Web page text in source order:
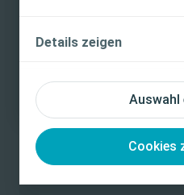
Auswahl
Cookies
Details zeigen
Ich bin eine